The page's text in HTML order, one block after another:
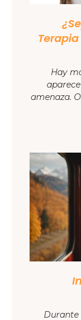
Hay
amenaza.
Durante